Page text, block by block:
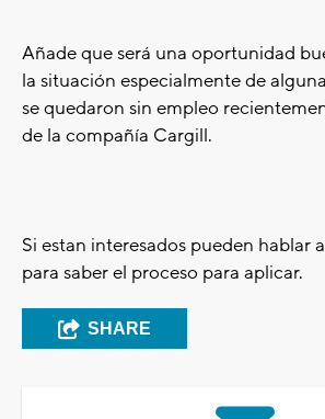
Añade que será una oportunidad
la situación especialmente de
se quedaron sin empleo
de la compañía Cargill.
Si estan interesados pueden hablar
para saber el proceso para aplicar.
SHARE